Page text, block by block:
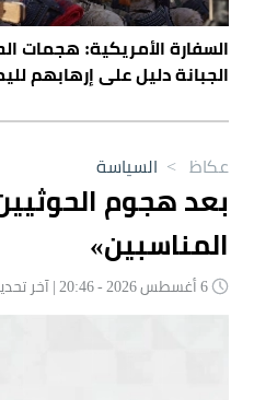
السفارة الأمريكية: هجمات
الجبانة دليل على إرهابهم
عكاظ > السياسة
بعد هجوم
المناسبين»